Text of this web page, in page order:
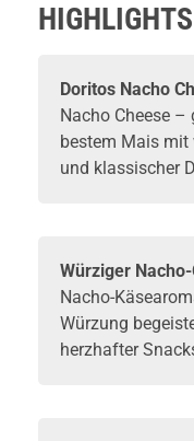
HIGHLIGHTS
Doritos Nacho
Nacho Cheese
bestem Mais mit
und klassischer
Würziger
Nacho-
Würzung
herzhafter